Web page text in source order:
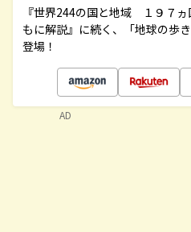
『世界244の国と地域 １９７
もに解説』に続く、「地球の歩
登場！
AD